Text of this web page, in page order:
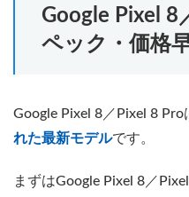
Google Pixel 8
ペック・価格
Google Pixel 8／Pixel 8 Pro
れた最新モデルです。
まずはGoogle Pixel 8／